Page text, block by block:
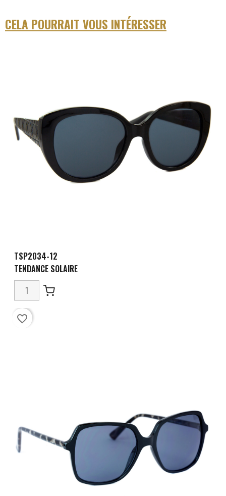
CELA POURRAIT VOUS INTÉRESSER
TSP2034-12
TENDANCE SOLAIRE
favorite_border